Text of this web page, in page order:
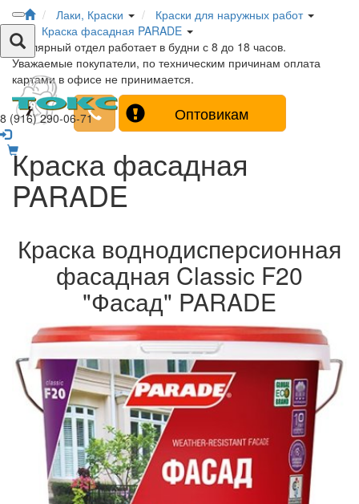
8 (916) 290-06-71
Лаки, Краски
Краски для наружных работ
Краска фасадная PARADE
Столярный отдел работает в будни с 8 до 18 часов.
Уважаемые покупатели, по техническим причинам оплата
картами в офисе не принимается.
Оптовикам
Краска фасадная
PARADE
Краска воднодисперсионная
фасадная Classic F20
"Фасад" PARADE